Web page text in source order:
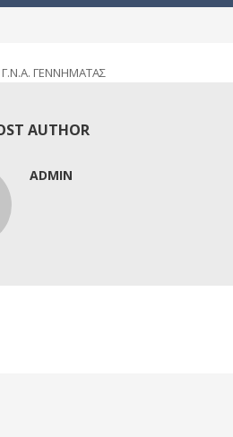
Γ.Ν.Α. ΓΕΝΝΗΜΑΤΑΣ
AUTHOR
ADMIN